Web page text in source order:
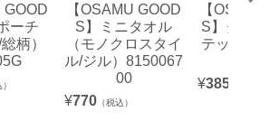
GOOD
ーチ
柄）
【OSAMU GOOD
S】ミニタオル
（モノクロスタイ
ル/ジル）8150067
00
¥770 （税込）
【OSAMU
S】ダイカ
テッカー（
¥385